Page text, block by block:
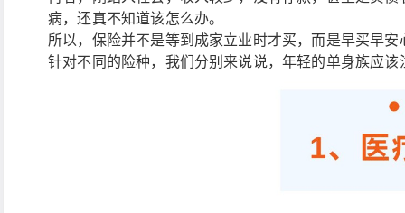
病，还真不知道该怎么办。
所以，保险并不是等到成家立业时才买，而是早买早
针对不同的险种，我们分别来说说，年轻的单身族应该